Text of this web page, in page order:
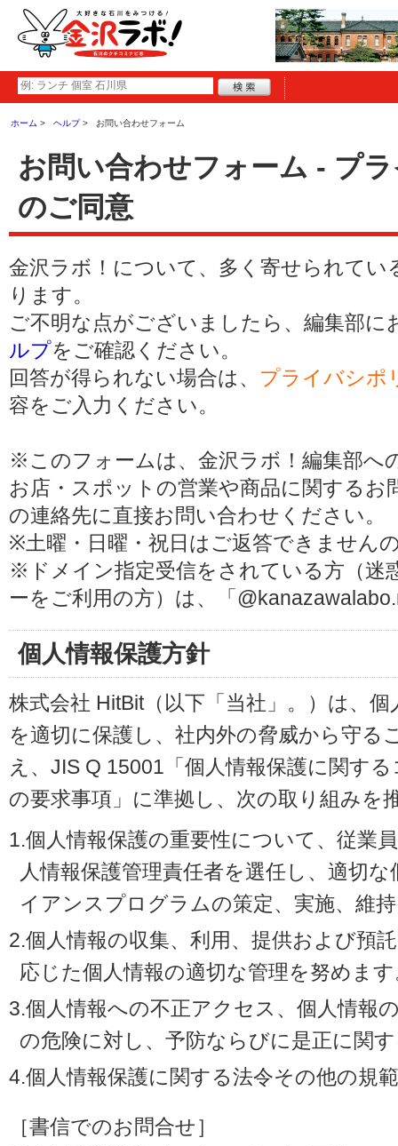
ホーム ヘルプ お問い合わせフォーム
お問い合わせフォーム - プ
のご同意
金沢ラボ！について、多く寄せられてい
ります。
ご不明な点がございましたら、編集部
ルプをご確認ください。
回答が得られない場合は、 プライバシポ
容をご入力ください。
※このフォームは、金沢ラボ！編集部へ
お店・スポットの営業や商品に関する
の連絡先に直接お問い合わせください。
※土曜・日曜・祝日はご返答できません
※ドメイン指定受信をされている方（迷
ーをご利用の方）は、「
個人情報保護方針
株式会社 HitBit（以下「当社」。）は、
を適切に保護し、社内外の脅威から守る
え、JIS Q 15001「個人情報保護に関す
の要求事項」に準拠し、次の取り組みを
1.個人情報保護の重要性について、従業
人情報保護管理責任者を選任し、適切
イアンスプログラムの策定、実施、維
2.個人情報の収集、利用、提供および預
応じた個人情報の適切な管理を努めま
3.個人情報への不正アクセス、個人情報
の危険に対し、予防ならびに是正に関
4.個人情報保護に関する法令その他の規
［書信でのお問合せ］